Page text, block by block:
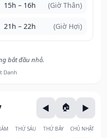
15h – 16h (Giờ Thân)
21h – 22h (Giờ Hợi)
bắt đầu nhỏ.
Danh
THỨ SÁU THỨ BẢY CHỦ NHẬT